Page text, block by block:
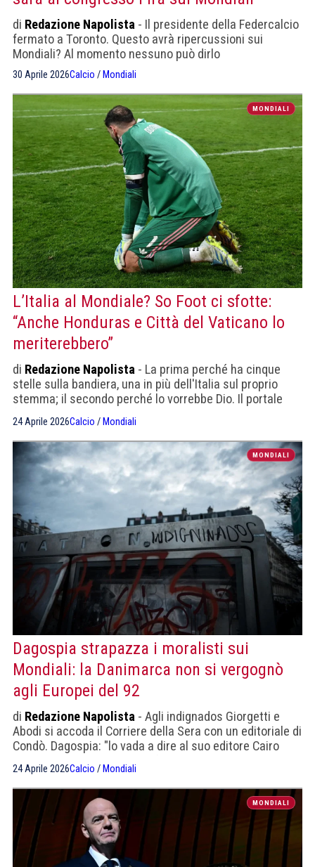
di Redazione Napolista - Il presidente della Federcalcio
fermato a Toronto. Questo avrà ripercussioni sui
Mondiali? Al momento nessuno può dirlo
30 Aprile 2026Calcio / Mondiali
MONDIALI
L’Italia al Mondiale? So Foot ci sfotte:
“Anche Honduras e Città del Vaticano lo
meriterebbero”
di Redazione Napolista - La prima perché ha cinque
stelle sulla bandiera, una in più dell'Italia sul proprio
stemma; il secondo perché lo vorrebbe Dio. Il portale
e infine l'imbattuta Antartide.
24 Aprile 2026Calcio / Mondiali
MONDIALI
Dagospia strapazza i moralisti sui
Mondiali: la Danimarca non si vergognò
agli Europei del 92
di Redazione Napolista - Agli indignados Giorgetti e
Abodi si accoda il Corriere della Sera con un editoriale di
Condò. Dagospia: "lo vada a dire al suo editore Cairo
quotidiani"
24 Aprile 2026Calcio / Mondiali
MONDIALI